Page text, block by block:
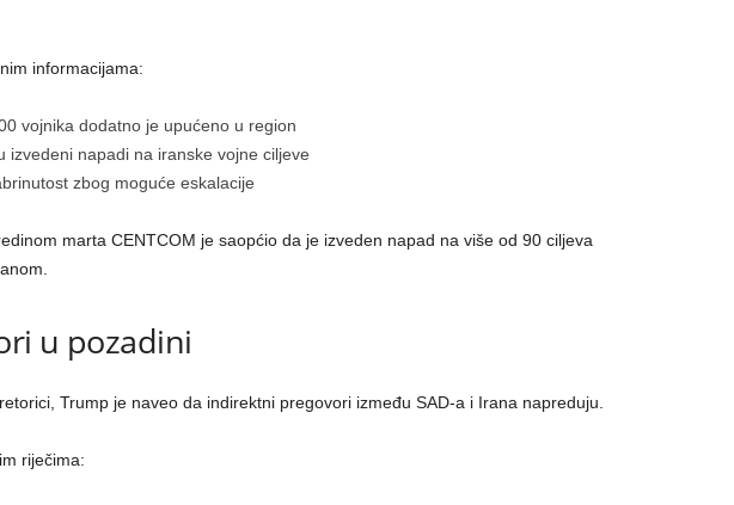
informacijama:
vojnika dodatno je upućeno u region
izvedeni napadi na iranske vojne ciljeve
zbog moguće eskalacije
marta CENTCOM je saopćio da je izveden napad na više od 90 ciljeva
u pozadini
Trump je naveo da indirektni pregovori između SAD-a i Irana napreduju.
riječima: